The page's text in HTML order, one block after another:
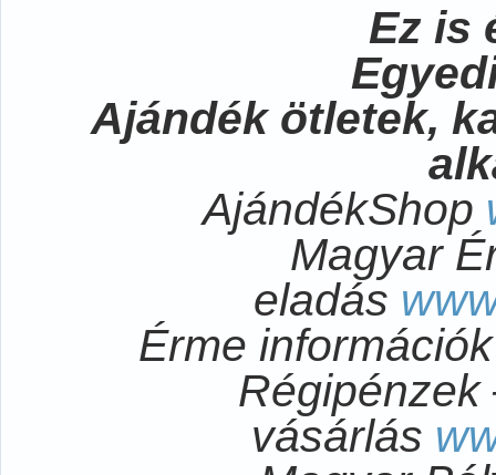
Ez is
Ajándék ötletek,
AjándékShop
Magyar
eladás
Érme
Régipénzek
vásárlás